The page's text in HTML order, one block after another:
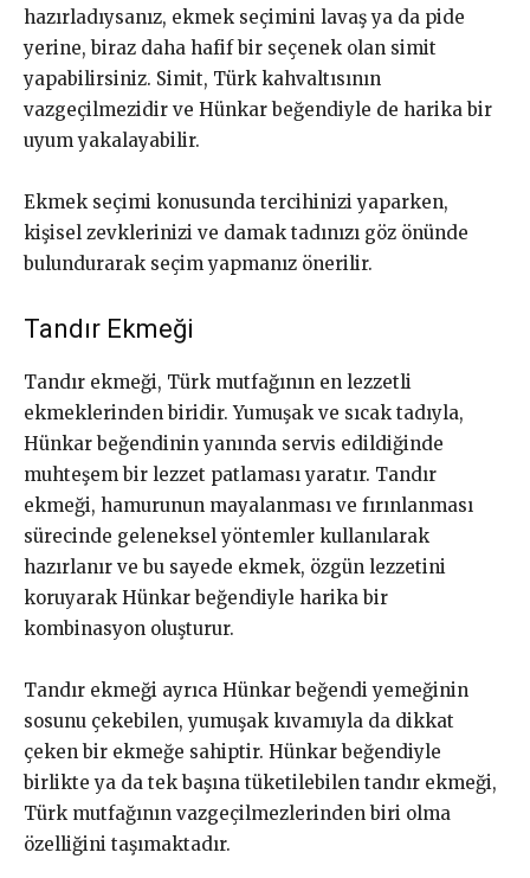
hazırladıysanız, ekmek seçimini lavaş ya da pide
yerine, biraz daha hafif bir seçenek olan simit
yapabilirsiniz. Simit, Türk kahvaltısının
vazgeçilmezidir ve Hünkar beğendiyle de harika bir
uyum yakalayabilir.
Ekmek seçimi konusunda tercihinizi yaparken,
kişisel zevklerinizi ve damak tadınızı göz önünde
bulundurarak seçim yapmanız önerilir.
Tandır Ekmeği
Tandır ekmeği, Türk mutfağının en lezzetli
ekmeklerinden biridir. Yumuşak ve sıcak tadıyla,
Hünkar beğendinin yanında servis edildiğinde
muhteşem bir lezzet patlaması yaratır. Tandır
ekmeği, hamurunun mayalanması ve fırınlanması
sürecinde geleneksel yöntemler kullanılarak
hazırlanır ve bu sayede ekmek, özgün lezzetini
koruyarak Hünkar beğendiyle harika bir
kombinasyon oluşturur.
Tandır ekmeği ayrıca Hünkar beğendi yemeğinin
sosunu çekebilen, yumuşak kıvamıyla da dikkat
çeken bir ekmeğe sahiptir. Hünkar beğendiyle
birlikte ya da tek başına tüketilebilen tandır ekmeği,
Türk mutfağının vazgeçilmezlerinden biri olma
özelliğini taşımaktadır.